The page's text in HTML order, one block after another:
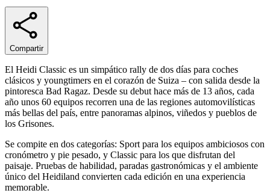
Compartir
El Heidi Classic es un simpático rally de dos días para coches
clásicos y youngtimers en el corazón de Suiza – con salida desde la
pintoresca Bad Ragaz. Desde su debut hace más de 13 años, cada
año unos 60 equipos recorren una de las regiones automovilísticas
más bellas del país, entre panoramas alpinos, viñedos y pueblos de
los Grisones.
Se compite en dos categorías: Sport para los equipos ambiciosos con
cronómetro y pie pesado, y Classic para los que disfrutan del
paisaje. Pruebas de habilidad, paradas gastronómicas y el ambiente
único del Heidiland convierten cada edición en una experiencia
memorable.